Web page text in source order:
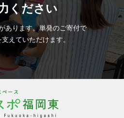
ください
あります。単発のご寄付で
えていただけます。